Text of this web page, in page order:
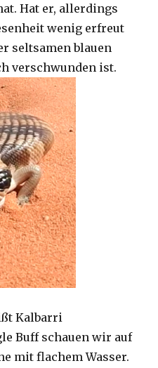
Hat er, allerdings
wenig erfreut
seltsamen blauen
verschwunden ist.
Kalbarri
Buff schauen wir auf
mit flachem Wasser.